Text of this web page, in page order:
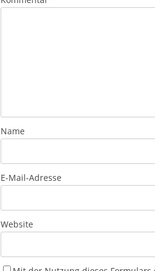
Name
E-Mail-Adresse
Website